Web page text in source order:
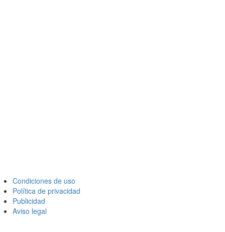
Condiciones de uso
Política de privacidad
Publicidad
Aviso legal